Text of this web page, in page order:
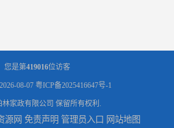
您是第419016位访客
08-07 粤ICP备2025416647号-1
林家政有限公司 保留所有权利.
源网 免责声明 管理员入口 网站地图